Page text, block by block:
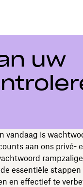
uw
vandaag is
aan ons privé-
essentiële
en effectief te